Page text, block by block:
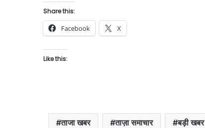
Share this:
Facebook X
Like this:
ताजा खबर ताज़ा समाचार बड़ी खबर